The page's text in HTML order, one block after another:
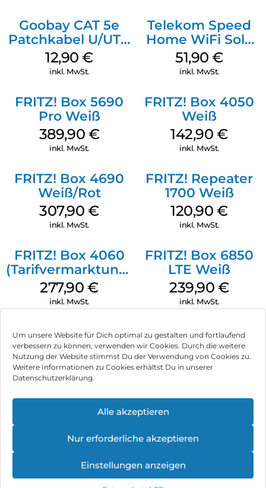
Um unsere Website für Dich optimal zu gestalten und fortlaufend
verbessern zu können, verwenden wir Cookies. Durch die weitere
Nutzung der Website stimmst Du der Verwendung von Cookies zu.
Weitere Informationen zu Cookies erhältst Du in unserer
Datenschutzerklärung.
Alle akzeptieren
Nur erforderliche akzeptieren
Einstellungen anzeigen
Goobay CAT 5e
Patchkabel U/UTP
Grau
12,90€
inkl. MwSt.
Telekom Speed
Home WiFi Solo
refurbished Weiß
51,90€
inkl. MwSt.
FRITZ! Box 5690
Pro Weiß
389,90 €
inkl. MwSt.
FRITZ! Box 4050
Weiß
142,90€
inkl. MwSt.
FRITZ! Box 4690
Weiß/Rot
307,90€
inkl. MwSt.
FRITZ! Repeater
1700 Weiß
120,90€
inkl. MwSt.
FRITZ! Box 4060
(Tarifvermarktung)
Weiß
277,90€
inkl. MwSt.
FRITZ! Box 6850
LTE Weiß
239,90€
inkl. MwSt.
Impressum
Hinweis zur Batterieentsorgung
Newsletter